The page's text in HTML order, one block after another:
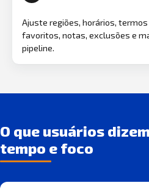
Ajuste regiões, horários,
favoritos, notas, exclusões e
pipeline.
O que usuários
tempo e foco